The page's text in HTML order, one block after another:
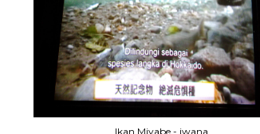
Ikan Miyabe - iwana